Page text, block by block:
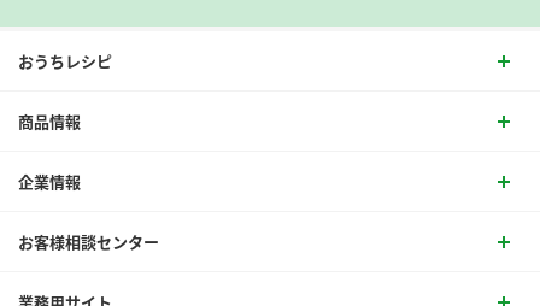
おうちレシピ
商品情報
企業情報
お客様相談センター